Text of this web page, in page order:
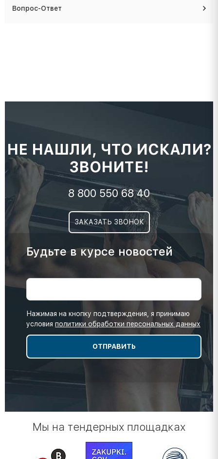
Вопрос-Ответ
НЕ НАШЛИ, ЧТО ИСКАЛИ?
ЗВОНИТЕ!
8 800 550 68 40
ЗАКАЗАТЬ ЗВОНОК
Будьте в курсе новостей
Нажимая на кнопку подтверждения, я принимаю
условия политики обработки персональных данных
Мы на тендерных площадках